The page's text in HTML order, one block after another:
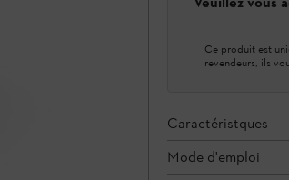
Ce produit est
revendeurs, ils
Caractéristques
Mode d'emploi